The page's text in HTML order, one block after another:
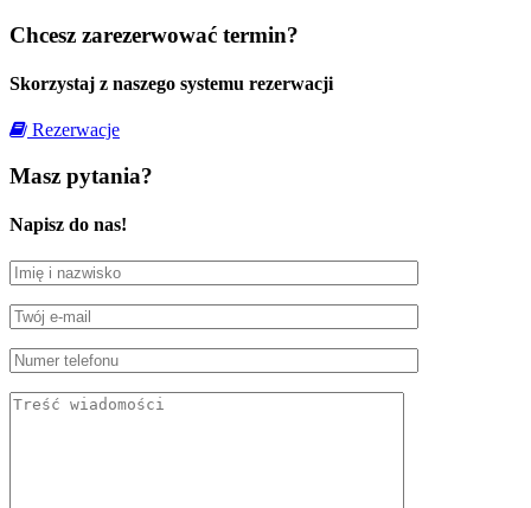
Chcesz zarezerwować termin?
Skorzystaj z naszego systemu rezerwacji
Rezerwacje
Masz pytania?
Napisz do nas!